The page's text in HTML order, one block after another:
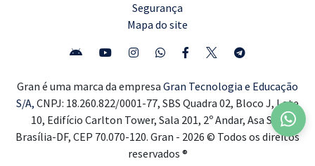
Segurança
Mapa do site
Gran é uma marca da empresa Gran Tecnologia e Educação
S/A, CNPJ: 18.260.822/0001-77, SBS Quadra 02, Bloco J, Lote
10, Edifício Carlton Tower, Sala 201, 2º Andar, Asa Sul,
Brasília-DF, CEP 70.070-120. Gran - 2026 © Todos os direitos
reservados ®